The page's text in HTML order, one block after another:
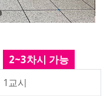
2~3차시 가능
1교시